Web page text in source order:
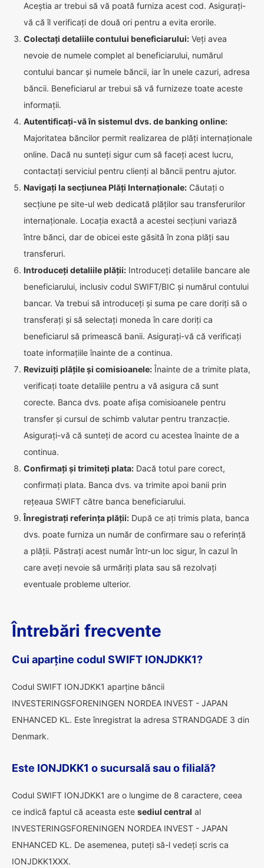
Aceștia ar trebui să vă poată furniza acest cod. Asigurați-
vă că îl verificați de două ori pentru a evita erorile.
Colectați detaliile contului beneficiarului: Veți avea
nevoie de numele complet al beneficiarului, numărul
contului bancar și numele băncii, iar în unele cazuri, adresa
băncii. Beneficiarul ar trebui să vă furnizeze toate aceste
informații.
Autentificați-vă în sistemul dvs. de banking online:
Majoritatea băncilor permit realizarea de plăți internaționale
online. Dacă nu sunteți sigur cum să faceți acest lucru,
contactați serviciul pentru clienți al băncii pentru ajutor.
Navigați la secțiunea Plăți Internaționale: Căutați o
secțiune pe site-ul web dedicată plăților sau transferurilor
internaționale. Locația exactă a acestei secțiuni variază
între bănci, dar de obicei este găsită în zona plăți sau
transferuri.
Introduceți detaliile plății: Introduceți detaliile bancare ale
beneficiarului, inclusiv codul SWIFT/BIC și numărul contului
bancar. Va trebui să introduceți și suma pe care doriți să o
transferați și să selectați moneda în care doriți ca
beneficiarul să primească banii. Asigurați-vă că verificați
toate informațiile înainte de a continua.
Revizuiți plățile și comisioanele: Înainte de a trimite plata,
verificați toate detaliile pentru a vă asigura că sunt
corecte. Banca dvs. poate afișa comisioanele pentru
transfer și cursul de schimb valutar pentru tranzacție.
Asigurați-vă că sunteți de acord cu acestea înainte de a
continua.
Confirmați și trimiteți plata: Dacă totul pare corect,
confirmați plata. Banca dvs. va trimite apoi banii prin
rețeaua SWIFT către banca beneficiarului.
Înregistrați referința plății: După ce ați trimis plata, banca
dvs. poate furniza un număr de confirmare sau o referință
a plății. Păstrați acest număr într-un loc sigur, în cazul în
care aveți nevoie să urmăriți plata sau să rezolvați
eventuale probleme ulterior.
Întrebări frecvente
Cui aparține codul SWIFT IONJDKK1?
Codul SWIFT IONJDKK1 aparține băncii
INVESTERINGSFORENINGEN NORDEA INVEST - JAPAN
ENHANCED KL. Este înregistrat la adresa STRANDGADE 3 din
Denmark.
Este IONJDKK1 o sucursală sau o filială?
Codul SWIFT IONJDKK1 are o lungime de 8 caractere, ceea
ce indică faptul că aceasta este sediul central al
INVESTERINGSFORENINGEN NORDEA INVEST - JAPAN
ENHANCED KL. De asemenea, puteți să-l vedeți scris ca
IONJDKK1XXX.